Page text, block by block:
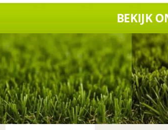
BEKIJK